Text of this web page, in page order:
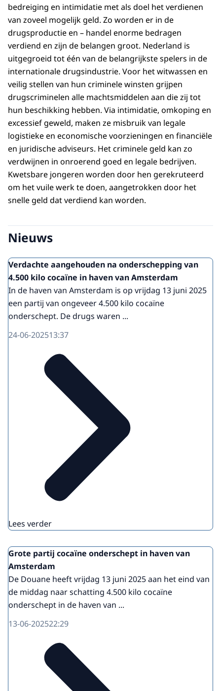
bedreiging en intimidatie met als doel het verdienen
van zoveel mogelijk geld. Zo worden er in de
drugsproductie en – handel enorme bedragen
verdiend en zijn de belangen groot. Nederland is
uitgegroeid tot één van de belangrijkste spelers in de
internationale drugsindustrie. Voor het witwassen en
veilig stellen van hun criminele winsten grijpen
drugscriminelen alle machtsmiddelen aan die zij tot
hun beschikking hebben. Via intimidatie, omkoping en
excessief geweld, maken ze misbruik van legale
logistieke en economische voorzieningen en financiële
en juridische adviseurs. Het criminele geld kan zo
verdwijnen in onroerend goed en legale bedrijven.
Kwetsbare jongeren worden door hen gerekruteerd
om het vuile werk te doen, aangetrokken door het
snelle geld dat verdiend kan worden.
Nieuws
Verdachte aangehouden na onderschepping van
4.500 kilo cocaïne in haven van Amsterdam
In de haven van Amsterdam is op vrijdag 13 juni 2025
een partij van ongeveer 4.500 kilo cocaïne
onderschept. De drugs waren ...
24-06-202513:37
Lees verder
Grote partij cocaïne onderschept in haven van
Amsterdam
De Douane heeft vrijdag 13 juni 2025 aan het eind van
de middag naar schatting 4.500 kilo cocaïne
onderschept in de haven van ...
13-06-202522:29